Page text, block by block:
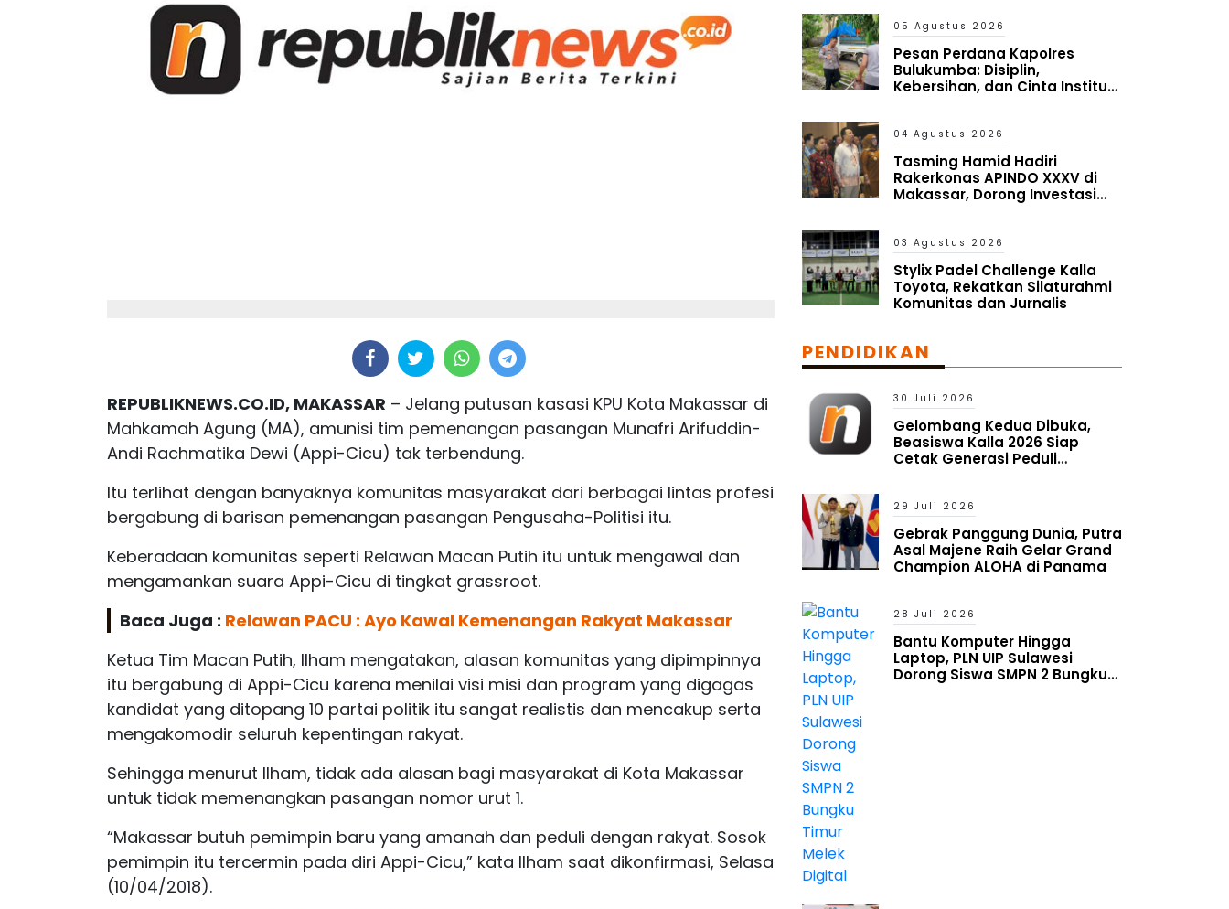
REPUBLIKNEWS.CO.ID, MAKASSAR – Jelang putusan kasasi KPU Kota Makassar di
Mahkamah Agung (MA), amunisi tim pemenangan pasangan Munafri Arifuddin-
Andi Rachmatika Dewi (Appi-Cicu) tak terbendung.
Itu terlihat dengan banyaknya komunitas masyarakat dari berbagai lintas profesi
bergabung di barisan pemenangan pasangan Pengusaha-Politisi itu.
Keberadaan komunitas seperti Relawan Macan Putih itu untuk mengawal dan
mengamankan suara Appi-Cicu di tingkat grassroot.
Baca Juga : Relawan PACU : Ayo Kawal Kemenangan Rakyat Makassar
Ketua Tim Macan Putih, Ilham mengatakan, alasan komunitas yang dipimpinnya
itu bergabung di Appi-Cicu karena menilai visi misi dan program yang digagas
kandidat yang ditopang 10 partai politik itu sangat realistis dan mencakup serta
mengakomodir seluruh kepentingan rakyat.
Sehingga menurut Ilham, tidak ada alasan bagi masyarakat di Kota Makassar
untuk tidak memenangkan pasangan nomor urut 1.
“Makassar butuh pemimpin baru yang amanah dan peduli dengan rakyat. Sosok
pemimpin itu tercermin pada diri Appi-Cicu,” kata Ilham saat dikonfirmasi, Selasa
(10/04/2018).
05 Agustus 2026
Pesan Perdana Kapolres
Bulukumba: Disiplin,
Kebersihan, dan Cinta Institusi
04 Agustus 2026
Tasming Hamid Hadiri
Rakerkonas APINDO XXXV di
Makassar, Dorong Investasi
03 Agustus 2026
Stylix Padel Challenge Kalla
Toyota, Rekatkan Silaturahmi
Komunitas dan Jurnalis
PENDIDIKAN
30 Juli 2026
Gelombang Kedua Dibuka,
Beasiswa Kalla 2026 Siap
Cetak Generasi Peduli
29 Juli 2026
Gebrak Panggung Dunia, Putra
Asal Majene Raih Gelar Grand
Champion ALOHA di Panama
28 Juli 2026
Bantu Komputer Hingga
Laptop, PLN UIP Sulawesi
Dorong Siswa SMPN 2 Bungku